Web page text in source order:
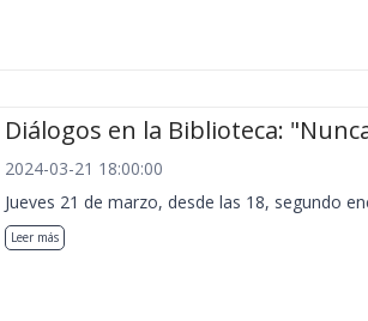
Diálogos en la Biblioteca:
2024-03-21 18:00:00
Jueves 21 de marzo, desde las 18, segundo
Leer más